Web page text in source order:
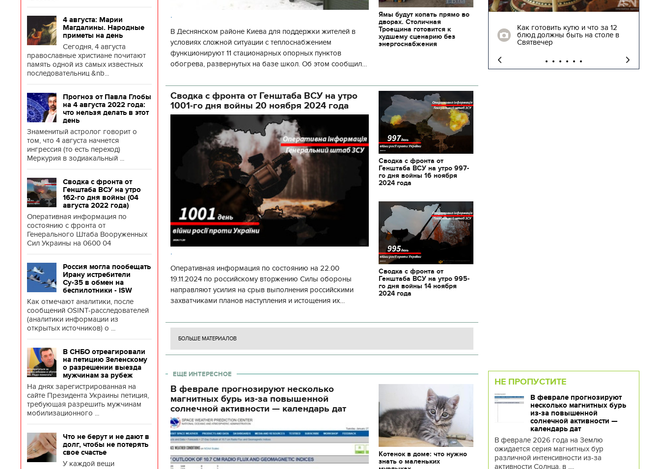
4 августа: Марии
Магдалины. Народные
приметы на день
Сегодня, 4 августа
православные христиане почитают
память одной из самых известных
последовательниц &nb...
Прогноз от Павла Глобы
на 4 августа 2022 года:
что нельзя делать в этот
день
Знаменитый астролог говорит о
том, что 4 августа начнется
ингрессия (то есть переход)
Меркурия в зодиакальный ...
Сводка с фронта от
Генштаба ВСУ на утро
162-го дня войны (04
августа 2022 года)
Оперативная информация по
состоянию с фронта от
Генерального Штаба Вооруженных
Сил Украины на 0600 04
Россия могла пообещать
Ирану истребители
Су-35 в обмен на
беспилотники - ISW
Как отмечают аналитики, после
сообщений OSINT-расследователей
(аналитики информации из
открытых источников) о ...
В СНБО отреагировали
на петицию Зеленскому
о разрешении выезда
мужчинам за рубеж
На днях зарегистрированная на
сайте Президента Украины петиция,
требующая разрешить мужчинам
мобилизационного ...
Что не берут и не дают в
долг, чтобы не потерять
свое счастье
У каждой вещи
.
В Деснянском районе Киева для поддержки жителей в
условиях сложной ситуации с теплоснабжением
функционируют 11 стационарных опорных пунктов
обогрева, развернутых на базе школ. Об этом сообщил
государственной а
Ямы будут копать прямо во
дворах. Столичная
Троещина готовится к
худшему сценарию без
энергоснабжения
Сводка с фронта от Генштаба ВСУ на утро
1001-го дня войны 20 ноября 2024 года
.
Оперативная информация по состоянию на 22.00
19.11.2024 по российскому вторжению Силы обороны
направляют усилия на срыв выполнения российскими
захватчиками планов наступления и истощения их
боевых ст
Сводка с фронта от
Генштаба ВСУ на утро 997-
го дня войны 16 ноября
2024 года
Сводка с фронта от
Генштаба ВСУ на утро 995-
го дня войны 14 ноября
2024 года
БОЛЬШЕ МАТЕРИАЛОВ
ЕЩЕ ИНТЕРЕСНОЕ
В феврале прогнозируют несколько
магнитных бурь из-за повышенной
солнечной активности — календарь дат
Котенок в доме: что нужно
знать о маленьких
11.10.2017 | 16:22
Времена Руси: как выглядят
декорации к фильму
"Сторожевая застава"
Как готовить кутю и что за 12
блюд должны быть на столе в
Святвечер
НЕ ПРОПУСТИТЕ
В феврале прогнозируют
несколько магнитных бурь
из-за повышенной
солнечной активности —
календарь дат
В феврале 2026 года на Землю
ожидается серия магнитных бур
различной интенсивности из-за
активности Солнца, в ....